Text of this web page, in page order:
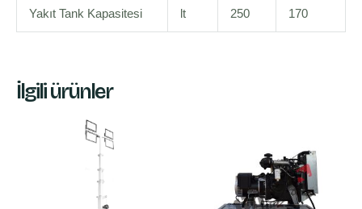
Yakıt Tank Kapasitesi lt 250 170
İlgili ürünler